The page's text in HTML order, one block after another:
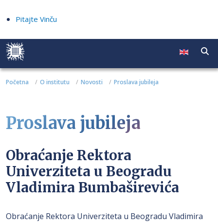
Pitajte Vinču
Početna O institutu Novosti Proslava jubileja
Proslava jubileja
Obraćanje Rektora
Univerziteta u Beogradu
Vladimira Bumbaširevića
Obraćanje Rektora Univerziteta u Beogradu Vladimira